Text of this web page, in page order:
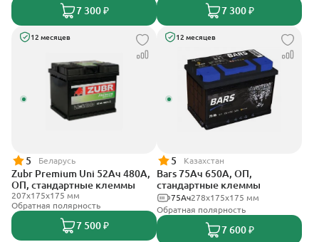
7 300 ₽ 7 300 ₽
12 месяцев
5 Беларусь
Zubr Premium Uni 52Ач 480А,
ОП, стандартные клеммы
207x175x175 мм
Обратная полярность
7 500 ₽
12 месяцев
5 Казахстан
Bars 75Ач 650А, ОП,
стандартные клеммы
278х175х175 мм
75Ач
Обратная полярность
7 600 ₽